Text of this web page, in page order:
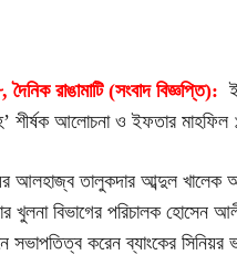
রাঙামাটি (সংবাদ বিজ্ঞপ্তি):
শীর্ষক আলোচনা ও ইফতার
আলহাজ্ব তালুকদার আব্দুল খালেক
খুলনা বিভাগের পরিচালক হোসেন
করেন ব্যাংকের সিনিয়র